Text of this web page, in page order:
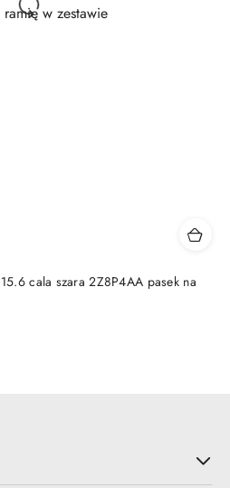
cala szara 2Z8P4AA pasek na